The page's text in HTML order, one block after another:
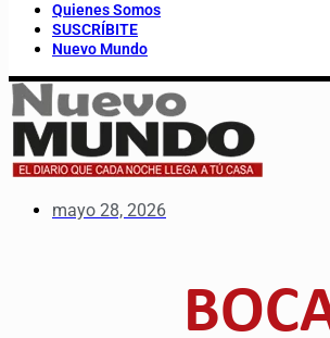
Quienes Somos
SUSCRÍBITE
Nuevo Mundo
mayo 28, 2026